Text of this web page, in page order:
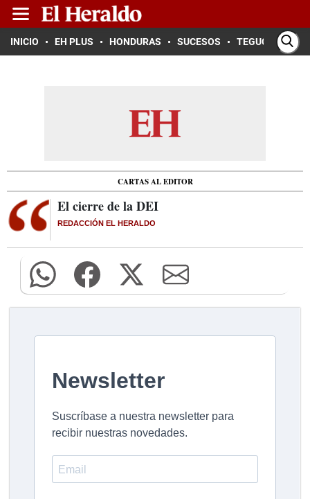
INICIO EH PLUS HONDURAS SUCESOS TEGUCIGALPA
CARTAS AL EDITOR
El cierre de la DEI
REDACCIÓN EL HERALDO